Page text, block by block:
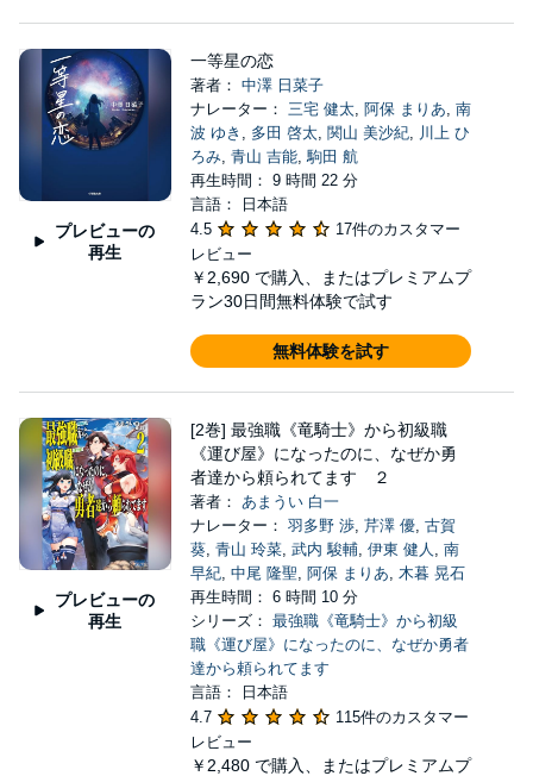
プレビューの
再生
一等星の恋
著者： 中澤 日菜子
ナレーター： 三宅 健太, 阿保 まりあ, 南
波 ゆき , 多田 啓太, 関山 美沙紀, 川上 ひ
ろみ, 青山 吉能,駒田 航
再生時間： 9 時間 22 分
言語： 日本語
4.5
17件のカスタマー
レビュー
￥2,690 で購入、またはプレミアムプ
ラン30日間無料体験で試す
無料体験を試す
プレビューの
再生
[2巻] 最強職《竜騎士》から初級職
《運び屋》になったのに、なぜか勇
者達から頼られてます ２
著者： あまうい 白一
ナレーター： 羽多野 渉, 芹澤 優, 古賀
葵, 青山 玲菜, 武内 駿輔, 伊東 健人 , 南
早紀, 中尾 隆聖, 阿保 まりあ, 木暮 晃石
再生時間： 6 時間 10 分
シリーズ： 最強職《竜騎士》から初級
職《運び屋》になったのに、なぜか勇者
達から頼られてます
言語： 日本語
4.7
115件のカスタマー
レビュー
￥2,480 で購入、またはプレミアムプ